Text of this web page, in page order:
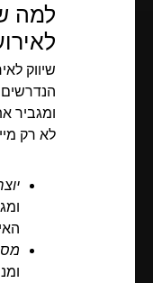
למה
שיווק
ומגביר
לא רק